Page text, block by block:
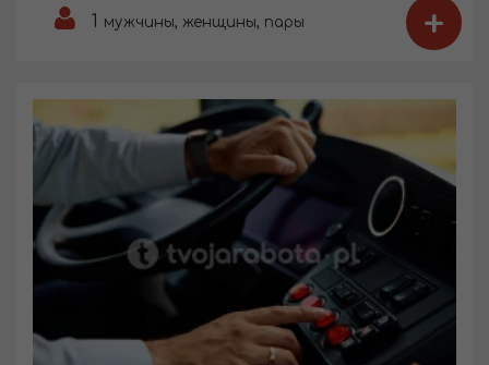
1 мужчины, женщины, пары +